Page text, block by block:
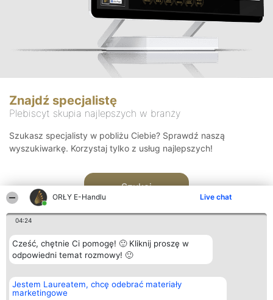
ORŁY E-Handlu Live chat
04:24
Cześć, chętnie Ci pomogę! 🙂 Kliknij proszę w
odpowiedni temat rozmowy! 🙂
Jestem Laureatem, chcę odebrać materiały
marketingowe
Znajdź specjalistę
Plebiscyt skupia najlepszych w branży
Szukasz specjalisty w pobliżu Ciebie? Sprawdź naszą
wyszukiwarkę. Korzystaj tylko z usług najlepszych!
Szukaj
Organizator plebiscytu
Bright Side Solutions sp. z o.
o. sp. k.
Plebiscyt
Laureaci
Kontakt
Kontakt